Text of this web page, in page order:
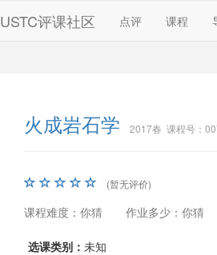
USTC评课社区 点评 课程
火成岩石学 2017春 课程号：
(暂无评价)
课程难度：你猜 作业多少：你猜
选课类别： 未知